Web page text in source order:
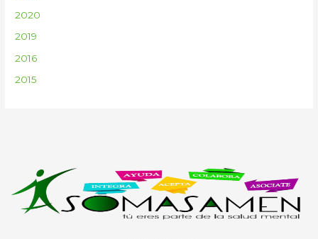
2020
2019
2016
2015